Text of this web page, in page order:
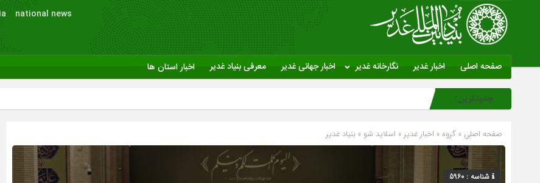
national news
صفحه اصلی اخبار غدیر نگارخانه غدیر اخبار جهانی غدیر معرفی بنیاد غدیر اخبار استان ها
جدیدترین:
صفحه اصلی » گروه » اخبار غدیر » اسلاید شو » بنیاد غدیر
شناسه : 5960